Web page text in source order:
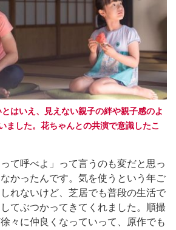
はいえ、見えない親子の絆や親子感のよ
ました。花ちゃんとの共演で意識したこ
て呼べよ」って言うのも変だと思っ
かったんです。気を使うという年ご
れないけど、芝居でも普段の生活で
てぶつかってきてくれました。順撮
々に仲良くなっていって、原作でも